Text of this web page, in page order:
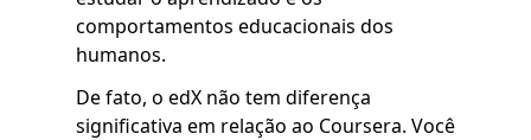
comportamentos educacionais dos
humanos.
De fato, o edX não tem diferença
significativa em relação ao Coursera. Você